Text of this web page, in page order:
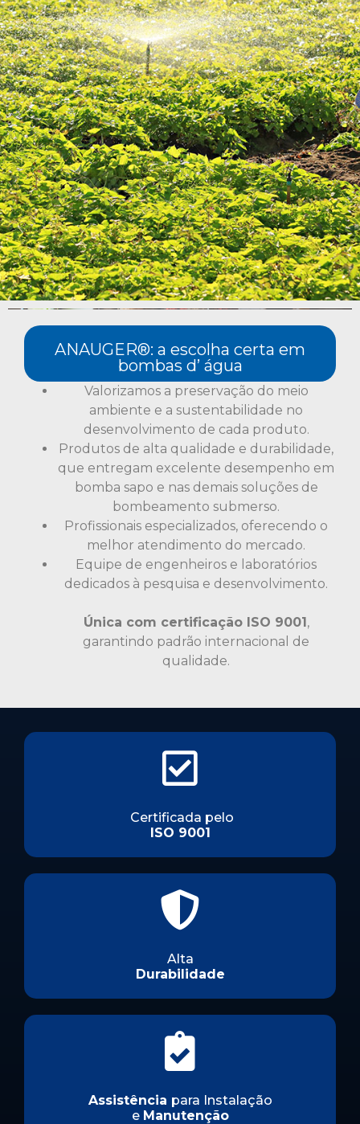
ANAUGER®: a escolha certa em
bombas d’ água
Valorizamos a preservação do meio
ambiente e a sustentabilidade no
desenvolvimento de cada produto.
Produtos de alta qualidade e durabilidade,
que entregam excelente desempenho em
bomba sapo e nas demais soluções de
bombeamento submerso.
Profissionais especializados, oferecendo o
melhor atendimento do mercado.
Equipe de engenheiros e laboratórios
dedicados à pesquisa e desenvolvimento.
Única com certificação ISO 9001,
garantindo padrão internacional de
qualidade.
Certificada pelo
ISO 9001
Alta
Durabilidade
Assistência para Instalação
e Manutenção